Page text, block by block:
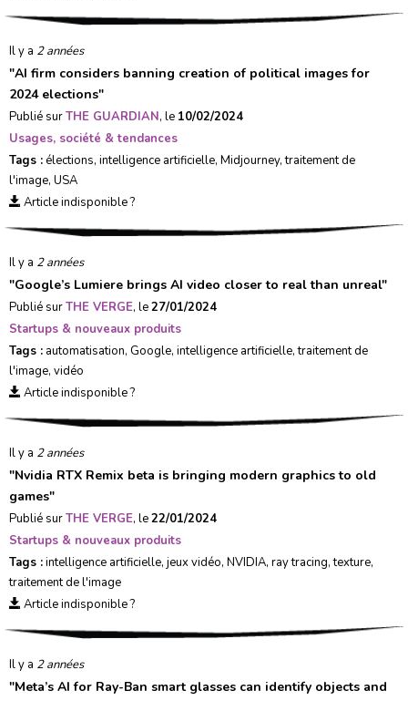
Il y a 2 années
"AI firm considers banning creation of political images for
2024 elections"
Publié surTHE GUARDIAN, le 10/02/2024
Usages, société & tendances
Tags :élections, intelligence artificielle, Midjourney,traitement de
l'image, USA
Article indisponible ?
Il y a 2 années
"Google’s Lumiere brings AI video closer to real than unreal"
Publié surTHE VERGE, le27/01/2024
Startups & nouveaux produits
Tags : automatisation, Google, intelligence artificielle,traitement de
l'image, vidéo
Article indisponible ?
Il y a 2 années
"Nvidia RTX Remix beta is bringing modern graphics to old
games"
Publié surTHE VERGE, le22/01/2024
Startups & nouveaux produits
Tags :intelligence artificielle, jeux vidéo, NVIDIA, ray tracing,texture,
traitement de l'image
Article indisponible ?
Il y a 2 années
"Meta’s AI for Ray-Ban smart glasses can identify objects and